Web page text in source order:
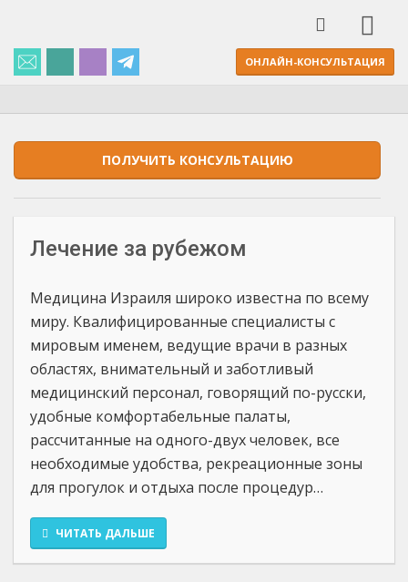
ОНЛАЙН-КОНСУЛЬТАЦИЯ
ПОЛУЧИТЬ КОНСУЛЬТАЦИЮ
Лечение за рубежом
Медицина Израиля широко известна по всему
миру. Квалифицированные специалисты с
мировым именем, ведущие врачи в разных
областях, внимательный и заботливый
медицинский персонал, говорящий по-русски,
удобные комфортабельные палаты,
рассчитанные на одного-двух человек, все
необходимые удобства, рекреационные зоны
для прогулок и отдыха после процедур…
ЧИТАТЬ ДАЛЬШЕ